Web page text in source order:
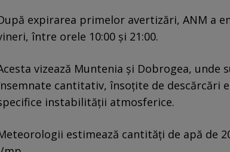
expirarea primelor avertizări, ANM a
între orele 10:00 și 21:00.
vizează Muntenia și Dobrogea, unde
cantitativ, însoțite de descărcări
instabilității atmosferice.
estimează cantități de apă de